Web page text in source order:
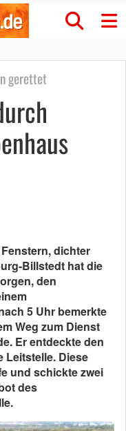
gerettet
dichter
Billstedt hat die
den
5 Uhr bemerkte
Weg zum Dienst
Er entdeckte den
Leitstelle. Diese
und schickte zwei
des